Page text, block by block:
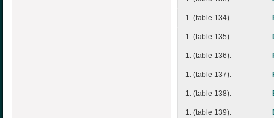
1. (table 134).
1. (table 135).
1. (table 136).
1. (table 137).
1. (table 138).
1. (table 139).